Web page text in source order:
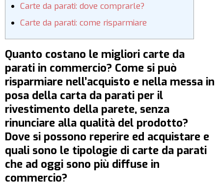
Carte da parati: dove comprarle?
Carte da parati: come risparmiare
Quanto costano le migliori carte da
parati in commercio? Come si può
risparmiare nell’acquisto e nella messa in
posa della carta da parati per il
rivestimento della parete, senza
rinunciare alla qualità del prodotto?
Dove si possono reperire ed acquistare e
quali sono le tipologie di carte da parati
che ad oggi sono più diffuse in
commercio?